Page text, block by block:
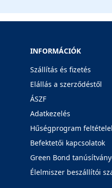
INFORMÁCIÓK
Szállítás és fizetés
Elállás a szerződéstől
ÁSZF
Adatkezelés
Hűségprogram
Befektetői kapcsolatok
Green Bond
Élelmiszer beszállítói